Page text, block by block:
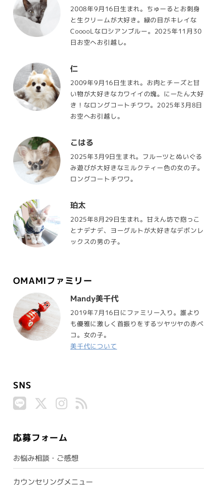
2008年9月16日生まれ。ちゅーるとお刺身
と生クリームが大好き。緑の目がキレイな
CooooLなロシアンブルー。2025年11月30
日お空へお引越し。
仁
2009年9月16日生まれ。お肉とチーズと甘
い物が大好きなカワイイの塊。にーたん大好
き！なロングコートチワワ。2025年3月8日
お空へお引越し。
こはる
2025年3月9日生まれ。フルーツとぬいぐる
み遊びが大好きなミルクティー色の女の子。
ロングコートチワワ。
珀太
2025年8月29日生まれ。甘えん坊で抱っこ
とナデナデ、ヨーグルトが大好きなデボンレ
ックスの男の子。
OMAMIファミリー
Mandy美千代
2019年7月16日にファミリー入り。誰より
も優雅に激しく首振りをするツヤツヤの赤ベ
コ。女の子。
美千代について
SNS
応募フォーム
お悩み相談・ご感想
カウンセリングメニュー